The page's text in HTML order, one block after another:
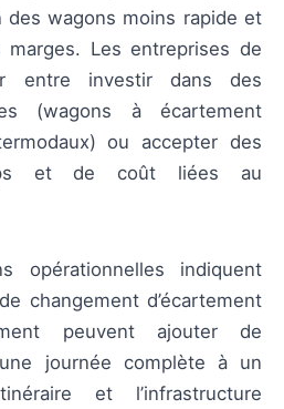
des wagons moins rapide et
Les entreprises de
entre investir dans des
(wagons à écartement
ou accepter des
et de coût liées au
opérationnelles indiquent
changement d’écartement
peuvent ajouter de
journée complète à un
et l’infrastructure